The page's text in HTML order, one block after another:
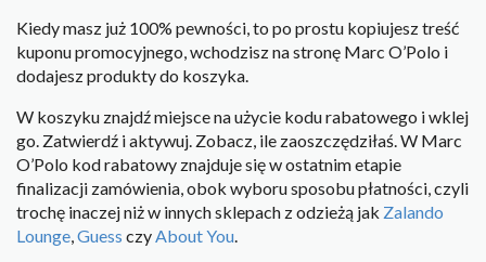
Kiedy masz już 100% pewności, to po prostu kopiujesz treść
kuponu promocyjnego, wchodzisz na stronę Marc O’Polo i
dodajesz produkty do koszyka.
W koszyku znajdź miejsce na użycie kodu rabatowego i wklej
go. Zatwierdź i aktywuj. Zobacz, ile zaoszczędziłaś. W Marc
O’Polo kod rabatowy znajduje się w ostatnim etapie
finalizacji zamówienia, obok wyboru sposobu płatności, czyli
trochę inaczej niż w innych sklepach z odzieżą jak Zalando
Lounge Guess czy About You